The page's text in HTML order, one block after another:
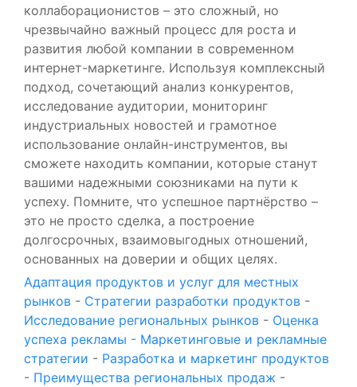
коллаборационистов – это сложный, но
чрезвычайно важный процесс для роста и
развития любой компании в современном
интернет-маркетинге. Используя комплексный
подход, сочетающий анализ конкурентов,
исследование аудитории, мониторинг
индустриальных новостей и грамотное
использование онлайн-инструментов, вы
сможете находить компании, которые станут
вашими надежными союзниками на пути к
успеху. Помните, что успешное партнёрство –
это не просто сделка, а построение
долгосрочных, взаимовыгодных отношений,
основанных на доверии и общих целях.
Адаптация продуктов и услуг для местных
рынков - Стратегии разработки продуктов -
Исследование региональных рынков - Оценка
успеха рекламы - Маркетинговые и рекламные
стратегии - Разработка и маркетинг продуктов
- Преимущества региональных продаж -